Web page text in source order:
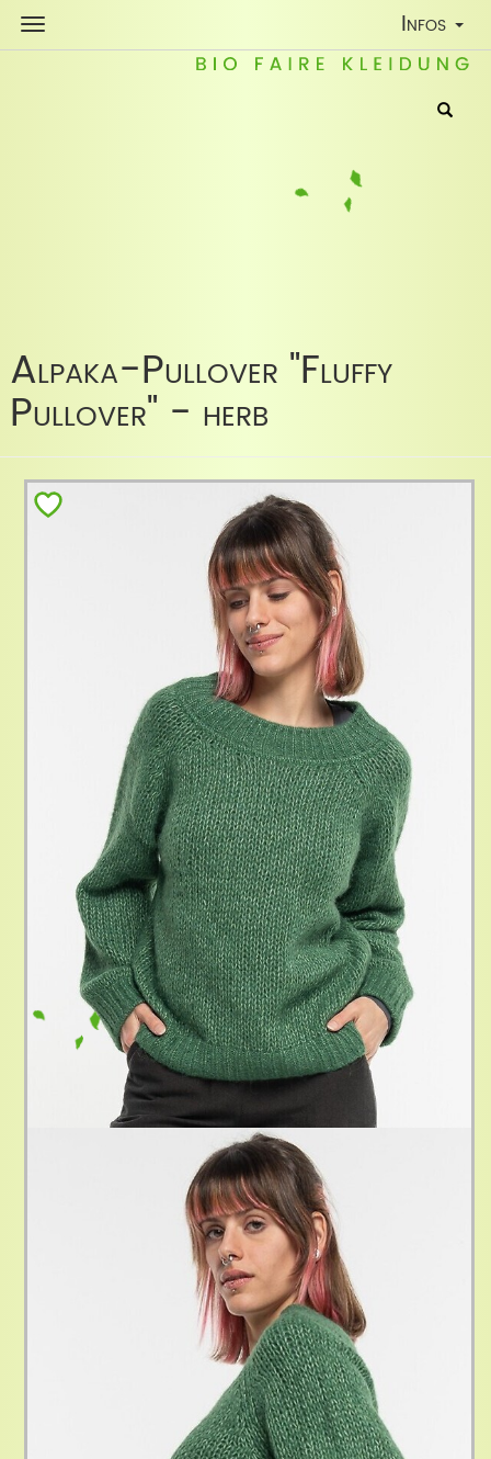
Toggle
Infos
Alpaka-Pullover "Fluffy
Pullover" - herb